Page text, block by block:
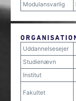
Modulansvarlig
Uddannelsesejer
Studienævn
Institut
Fakultet